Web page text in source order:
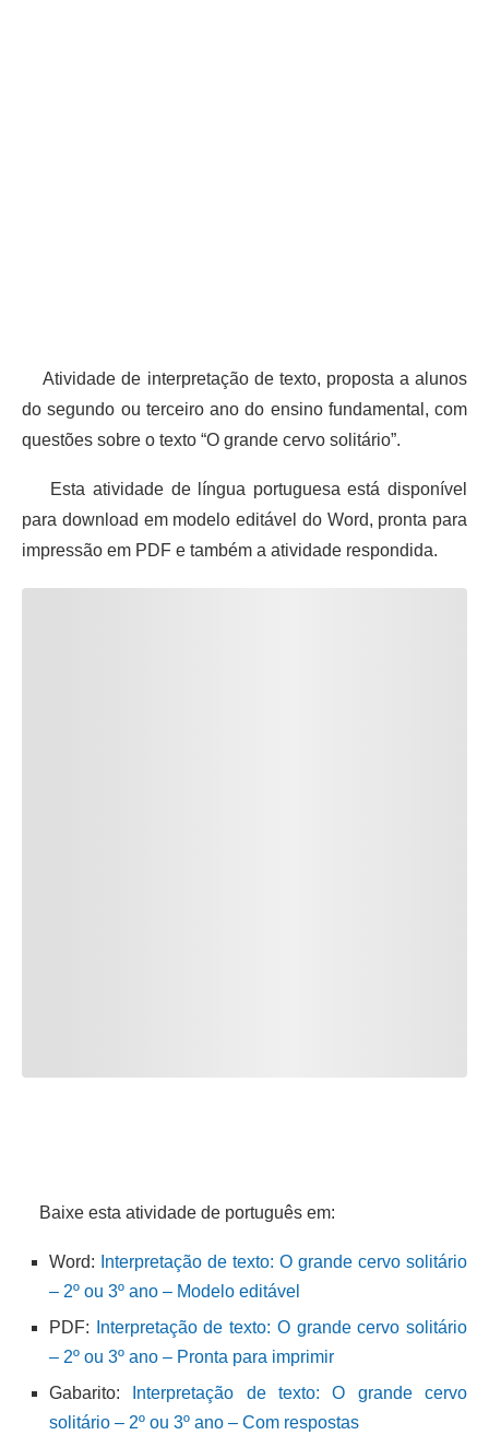
Atividade de interpretação de texto, proposta a alunos
do segundo ou terceiro ano do ensino fundamental, com
questões sobre o texto “O grande cervo solitário”.
Esta atividade de língua portuguesa está disponível
para download em modelo editável do Word, pronta para
impressão em PDF e também a atividade respondida.
Baixe esta atividade de português em:
Word:
Interpretação de texto: O grande cervo solitário
– 2º ou 3º ano – Modelo editável
PDF:
Interpretação de texto: O grande cervo solitário
– 2º ou 3º ano – Pronta para imprimir
Gabarito:
Interpretação de texto: O grande cervo
solitário – 2º ou 3º ano – Com respostas